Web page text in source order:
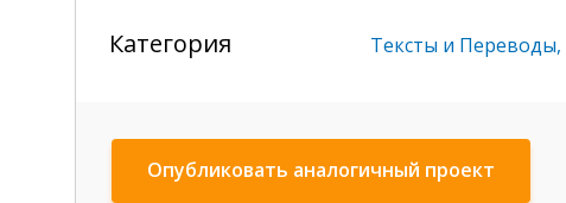
Категория Тексты и Переводы,
Опубликовать аналогичный проект